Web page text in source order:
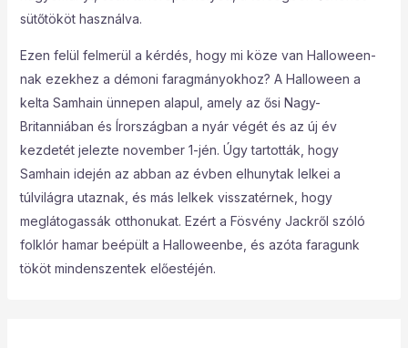
sütőtököt használva.
Ezen felül felmerül a kérdés, hogy mi köze van Halloween-
nak ezekhez a démoni faragmányokhoz? A Halloween a
kelta Samhain ünnepen alapul, amely az ősi Nagy-
Britanniában és Írországban a nyár végét és az új év
kezdetét jelezte november 1-jén. Úgy tartották, hogy
Samhain idején az abban az évben elhunytak lelkei a
túlvilágra utaznak, és más lelkek visszatérnek, hogy
meglátogassák otthonukat. Ezért a Fösvény Jackről szóló
folklór hamar beépült a Halloweenbe, és azóta faragunk
tököt mindenszentek előestéjén.